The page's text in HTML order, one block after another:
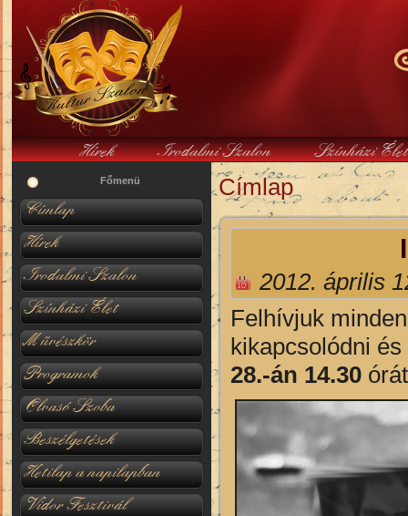
Hírek Irodalmi Szalon Színházi
Főmenü
Címlap
Hírek
Irodalmi Szalon
Színházi Élet
Művészkör
Programok
Olvasó Szoba
Beszélgetések
Hetilap a napilapban
Vidor Fesztivál
Jelenlegi hely
Címlap
2012. április
Felhívjuk
kikapcsolódni
28.-án 14.30